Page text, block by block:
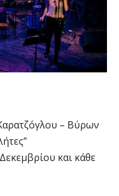
– Βύρων
και κάθε